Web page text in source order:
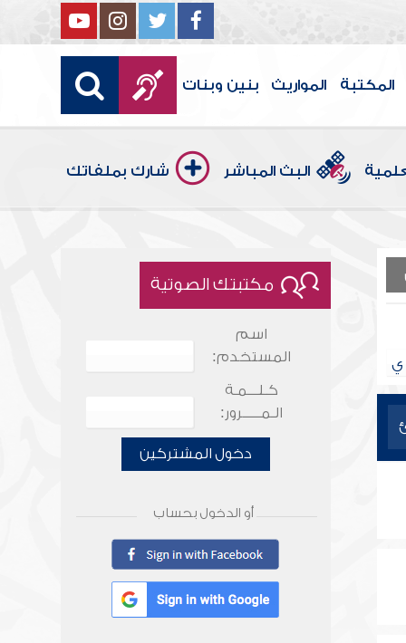
المكتبة المواريث بنين وبنات
البث المباشر شارك بملفاتك
ي
مكتبتك الصوتية
اسم
المستخدم:
كـلـــمـة
الـمـــــرور:
دخول المشتركين
أو الدخول بحساب